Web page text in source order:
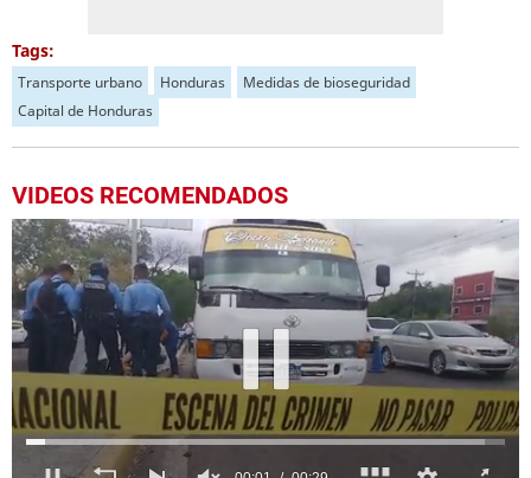
Tags:
Transporte urbano Honduras
Medidas de bioseguridad
Capital de Honduras
VIDEOS RECOMENDADOS